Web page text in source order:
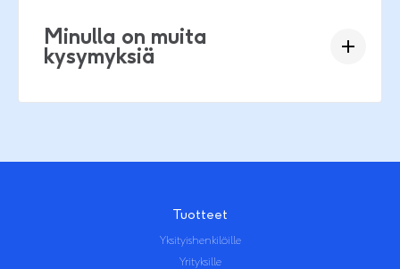
Minulla on muita
kysymyksiä
Tuotteet
Yksityishenkilöille
Yrityksille